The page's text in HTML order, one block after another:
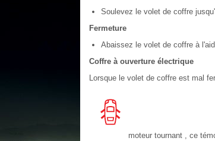
Soulevez le volet de coffre
Fermeture
Abaissez le volet de coffre à
Coffre à ouverture électrique
Lorsque le volet de coffre est mal
moteur tournant , ce